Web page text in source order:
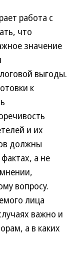
работа с
что
значение
выгоды.
к
и их
должны
а не
вопросу.
лица
важно и
а в каких